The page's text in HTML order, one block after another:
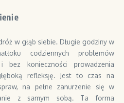
w głąb siebie. Długie godziny w
codziennych problemów
konieczności prowadzenia
refleksję. Jest to czas na
na pełne zanurzenie się w
z samym sobą. Ta forma